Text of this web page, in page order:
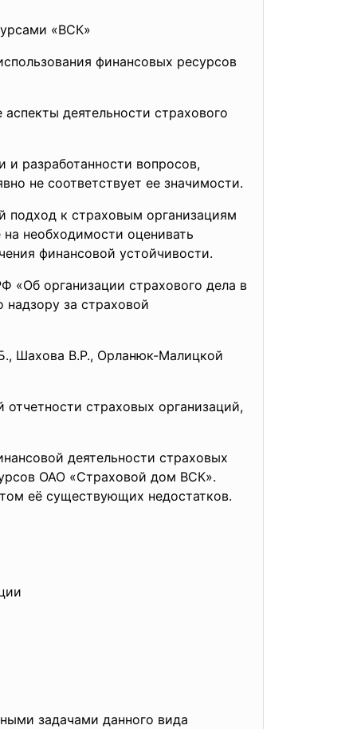
«ВСК»
финансовых ресурсов
деятельности страхового
и разработанности вопросов,
не соответствует ее значимости.
подход к страховым организациям
необходимости оценивать
финансовой устойчивости.
организации страхового дела в
за страховой
Шахова В.Р., Орланюк-Малицкой
страховых организаций,
деятельности страховых
ОАО «Страховой дом ВСК».
её существующих недостатков.
задачами данного вида